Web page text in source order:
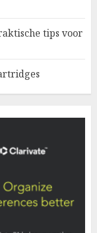
tips voor